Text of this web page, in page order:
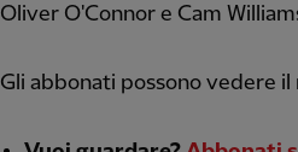
Oliver O'Connor e Cam
Gli abbonati possono vedere